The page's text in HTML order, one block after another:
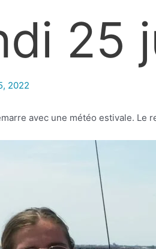
25
2022
avec une météo estivale. Le